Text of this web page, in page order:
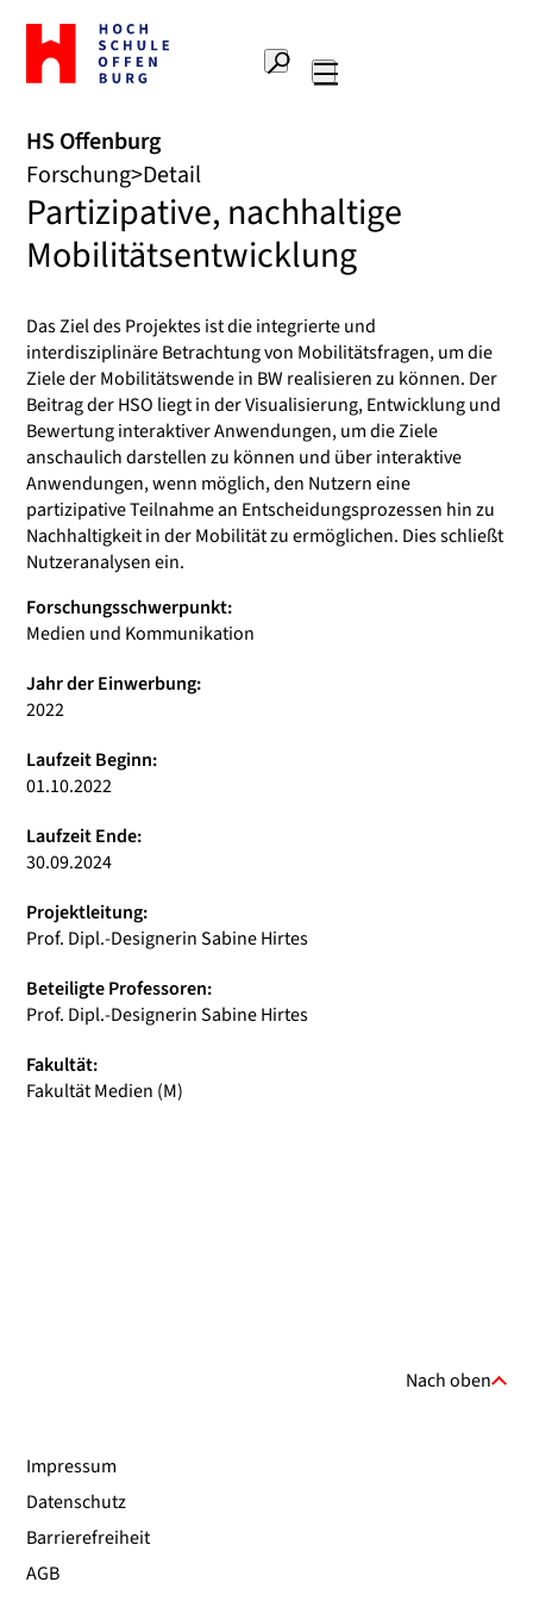
Zur
Startseite
Hochschule
Suche
HS Offenburg
Forschung Detail
Partizipative, nachhaltige
Mobilitätsentwicklung
Das Ziel des Projektes ist die integrierte und
interdisziplinäre Betrachtung von Mobilitätsfragen, um die
Ziele der Mobilitätswende in BW realisieren zu können. Der
Beitrag der HSO liegt in der Visualisierung, Entwicklung und
Bewertung interaktiver Anwendungen, um die Ziele
anschaulich darstellen zu können und über interaktive
Anwendungen, wenn möglich, den Nutzern eine
partizipative Teilnahme an Entscheidungsprozessen hin zu
Nachhaltigkeit in der Mobilität zu ermöglichen. Dies schließt
Nutzeranalysen ein.
Forschungsschwerpunkt:
Medien und Kommunikation
Jahr der Einwerbung:
2022
Laufzeit Beginn:
01.10.2022
Laufzeit Ende:
30.09.2024
Projektleitung:
Prof. Dipl.-Designerin Sabine Hirtes
Beteiligte Professoren:
Prof. Dipl.-Designerin Sabine Hirtes
Fakultät:
Fakultät Medien (M)
Nach oben
Impressum
Datenschutz
Barrierefreiheit
AGB